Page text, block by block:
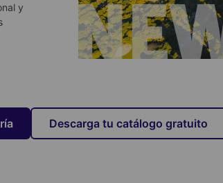
y
Descarga tu catálogo gratuito